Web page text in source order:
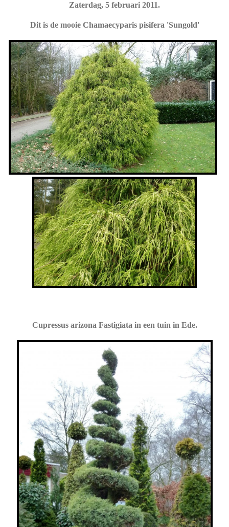
Zaterdag, 5 februari 2011.
Dit is de mooie Chamaecyparis pisifera 'Sungold'
Cupressus arizona Fastigiata in een tuin in Ede.